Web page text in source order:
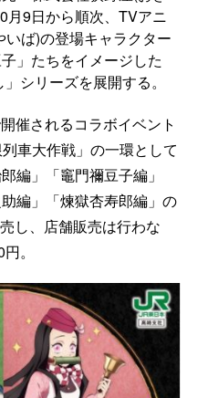
月9日から順次、TVアニ
ば)の登場キャラクター
」たちをイメージした
シリーズを展開する。
催されるコラボイベント
車大作戦」の一環として
編」「竈門禰豆子編」
編」「煉獄杏寿郎編」の
し、店舗販売は行わな
。